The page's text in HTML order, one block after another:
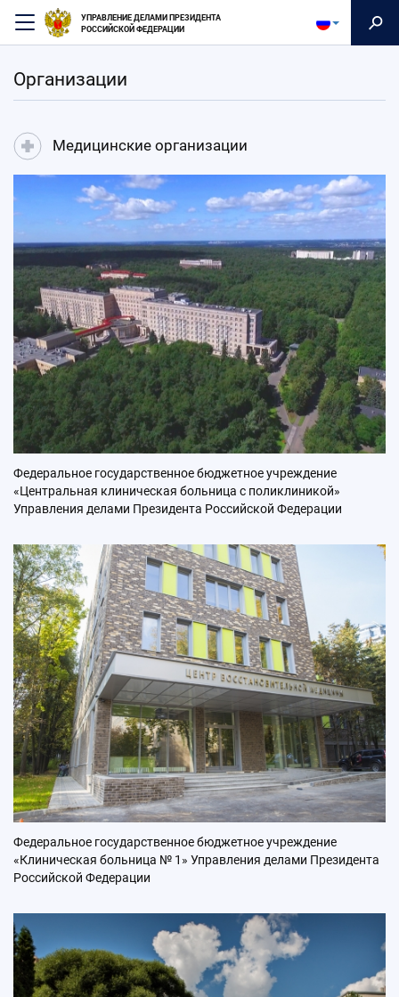
Перейти
основному
УПРАВЛЕНИЕ ДЕЛАМИ ПРЕЗИДЕНТА
РОССИЙСКОЙ ФЕДЕРАЦИИ
Организации
Медицинские организации
Федеральное государственное бюджетное учреждение
«Центральная клиническая больница с поликлиникой»
Управления делами Президента Российской Федерации
Федеральное государственное бюджетное учреждение
«Клиническая больница № 1» Управления делами Президента
Российской Федерации